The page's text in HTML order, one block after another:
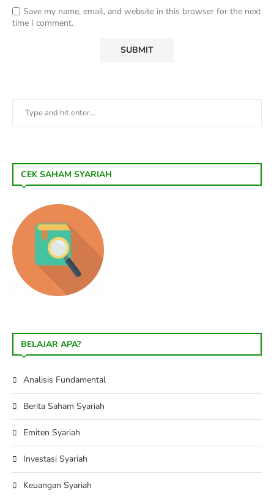
Save my name, email, and website in this browser for the next
time I comment.
CEK SAHAM SYARIAH
BELAJAR APA?
Analisis Fundamental
Berita Saham Syariah
Emiten Syariah
Investasi Syariah
Keuangan Syariah